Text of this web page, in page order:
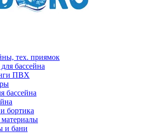
тех. приямок
бассейна
ПВХ
бассейна
бортика
и бани